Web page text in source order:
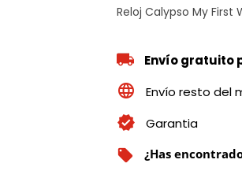
Reloj Calypso My First
Envío gratuito
Envío resto del
Garantia
local_offer ¿Has